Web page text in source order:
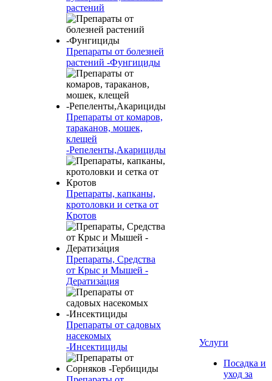
растений
Препараты от болезней
растений -Фунгициды
Препараты от комаров,
тараканов, мошек,
клещей
-Репеленты,Акарициды
Препараты, капканы,
кротоловки и сетка от
Кротов
Препараты, Средства
от Крыс и Мышей -
Дератиза́ция
Препараты от садовых
насекомых
-Инсектициды
Услуги
Посадка и
уход за